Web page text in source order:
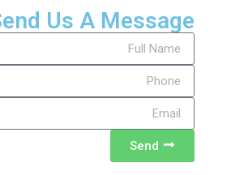
Us A Message
Send